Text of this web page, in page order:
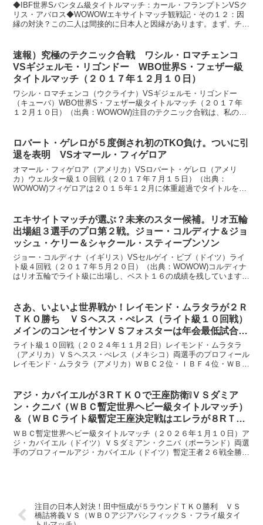
◆IBF世界Sバンタム級タイトルマッチ：カール・フランプトンVSク
リス・アバロス◆WOWOWエキサイトマッチ観戦記・その１２：因
縁の対決？この二人は間接的に日本人と因縁があります。まず、チャ
速報）究極のテクニック合戦 ワシル・ロマチェンコ
VSギジェルモ・リゴンドー WBO世界S・フェザー級
タイトルマッチ（２０１７年１２月１０日）
ワシル・ロマチェンコ（ウクライナ）VSギジェルモ・リゴンドー
（キューバ）WBO世界S・フェザー級タイトルマッチ（２０１７年
１２月１０日）（出典：WOWOW)注目のテクニック合戦は、私の予
ロバート・ゲレロが５度倒され初のTKO負け。ついに引
退を表明 VSオマール・フィゲロア
オマール・フィゲロア（アメリカ）VSロバート・ゲレロ（アメリ
カ）ウェルター級１０回戦（２０１７年７月１５日）（出典：
WOWOW)フィゲロアは２０１５年１２月に体重超過でタイトルを剥
エキサイトマッチが選ぶ？未来のスター候補。リオ五輪
出場組３選手のプロ第２戦。ジョー・コルディナ＆ジョ
ッシュ・ケリー＆シャクール・スティーブンソン
ジョー・コルディナ（イギリス）VSセルゲイ・ビブ（ドイツ）ライ
ト級４回戦（２０１７年５月２０日）（出典：WOWOW)コルディナ
はリオ五輪でライト級に出場し、ベスト１６の成績を残しています。
さあ、いよいよ世界戦か！レイモンド・ムラタラが２Ｒ
ＴＫＯ勝ち ＶＳヘスス・ぺレス（ライト級１０回戦）
メインのコンセイサンＶＳフォスターは年会最低試合決
定
ライト級１０回戦（２０２４年１１月２日）レイモンド・ムラタラ
（アメリカ）ＶＳヘスス・ぺレス（メキシコ）両選手のプロフィール
レイモンド・ムラタラ（アメリカ）ＷＢＣ２位・ＩＢＦ４位・ＷＢＯ
アジ・カバイエルが３RＴＫＯで王座防衛❕ＶＳダミア
ン・クニバ（ＷＢＣ暫定世界ヘビー級タイトルマッチ）
＆（ＷＢＣライト級暫定王座決定戦はエレラが８RＴＫ
Ｏ勝ちで王座獲得）１月１１日３時からＤＡＺＮで生配
信
ＷＢＣ暫定世界ヘビー級タイトルマッチ（２０２６年１月１０日）ア
ジ・カバイエル（ドイツ）ＶＳダミアン・クニバ（ポーランド）両選
手のプロフィールアジ・カバイエル（ドイツ）暫定王者２６戦全勝１
注目の日本人対決！田中恒成が５ラウンドＴＫＯ勝利 ＶＳ
橋詰将義ＶＳ（ＷＢＯアジアパシフィックＳ・フライ級タイ